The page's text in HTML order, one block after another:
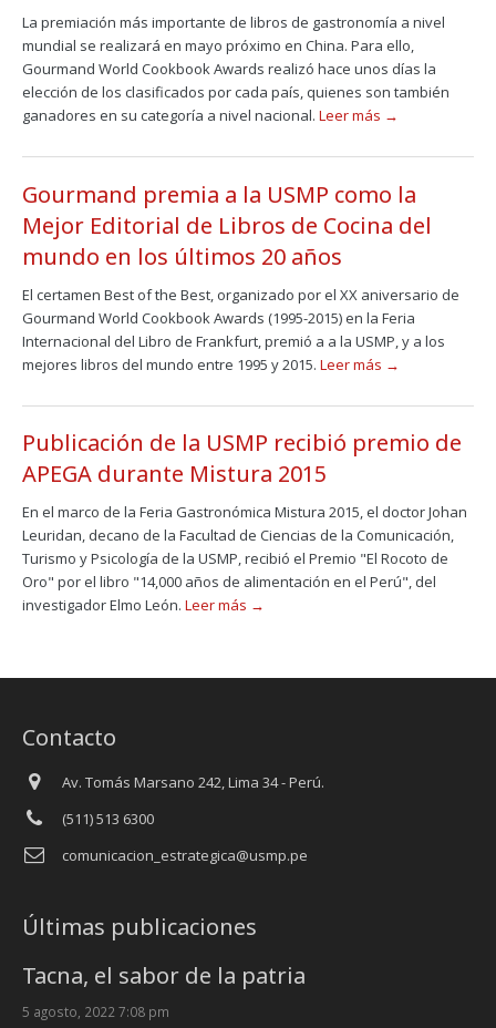
La premiación más importante de libros de gastronomía a nivel
mundial se realizará en mayo próximo en China. Para ello,
Gourmand World Cookbook Awards realizó hace unos días la
elección de los clasificados por cada país, quienes son también
ganadores en su categoría a nivel nacional. Leer más →
Gourmand premia a la USMP como la
Mejor Editorial de Libros de Cocina del
mundo en los últimos 20 años
El certamen Best of the Best, organizado por el XX aniversario de
Gourmand World Cookbook Awards (1995-2015) en la Feria
Internacional del Libro de Frankfurt, premió a a la USMP, y a los
mejores libros del mundo entre 1995 y 2015. Leer más →
Publicación de la USMP recibió premio de
APEGA durante Mistura 2015
En el marco de la Feria Gastronómica Mistura 2015, el doctor Johan
Leuridan, decano de la Facultad de Ciencias de la Comunicación,
Turismo y Psicología de la USMP, recibió el Premio "El Rocoto de
Oro" por el libro "14,000 años de alimentación en el Perú", del
investigador Elmo León. Leer más →
Contacto
Av. Tomás Marsano 242, Lima 34 - Perú.
(511) 513 6300
comunicacion_estrategica@usmp.pe
Últimas publicaciones
Tacna, el sabor de la patria
5 agosto, 2022 7:08 pm